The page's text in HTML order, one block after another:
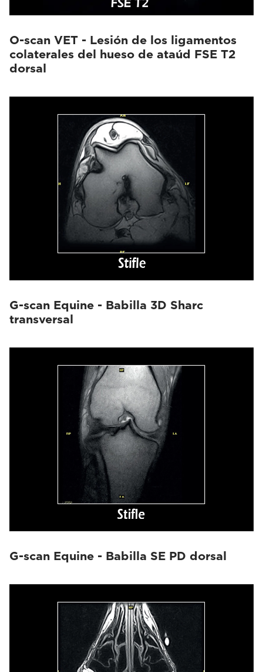
O-scan VET - Lesión de los ligamentos
colaterales del hueso de ataúd FSE T2
dorsal
G-scan Equine - Babilla 3D Sharc
transversal
G-scan Equine - Babilla SE PD dorsal